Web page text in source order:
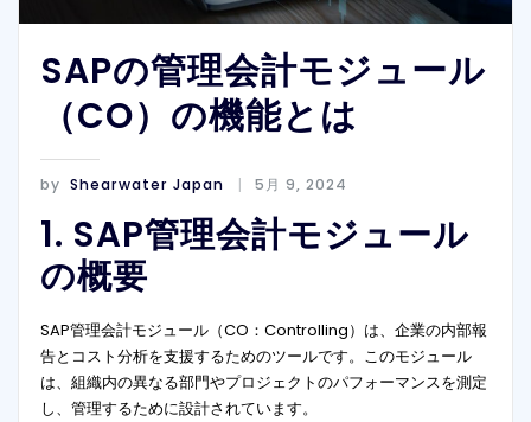
SAPの管理会計モジュール
（CO）の機能とは
by Shearwater Japan 5月 9, 2024
1. SAP管理会計モジュール
の概要
SAP管理会計モジュール（CO：Controlling）は、企業の内部報
告とコスト分析を支援するためのツールです。このモジュール
は、組織内の異なる部門やプロジェクトのパフォーマンスを測定
し、管理するために設計されています。